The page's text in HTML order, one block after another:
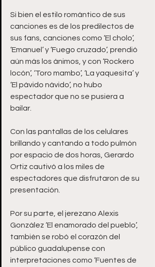
Si bien el estilo romántico de sus
canciones es de los predilectos de
sus fans, canciones como ‘El cholo’,
‘Emanuel’ y ‘Fuego cruzado’, prendió
aún más los ánimos, y con ‘Rockero
locón’, ‘Toro mambo’, ‘La yaquesita’ y
‘El pávido návido’, no hubo
espectador que no se pusiera a
bailar.
Con las pantallas de los celulares
brillando y cantando a todo pulmón
por espacio de dos horas, Gerardo
Ortiz cautivó a los miles de
espectadores que disfrutaron de su
presentación.
Por su parte, el jerezano Alexis
González ‘El enamorado del pueblo’,
también se robó el corazón del
público guadalupense con
interpretaciones como ‘Fuentes de